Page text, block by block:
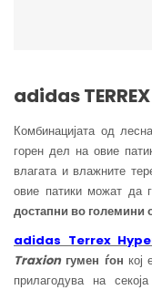
adidas TERREX
Комбинацијата од
горен дел на овие
влагата и влажните
овие патики можат да
достапни во големини
adidas Terrex
Traxion гумен ѓон
прилагодува на